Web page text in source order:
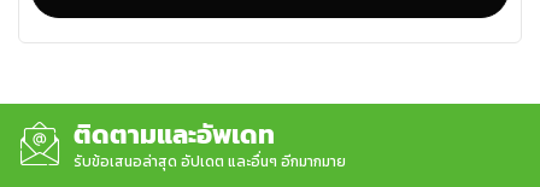
ติดตามและอัพเดท
รับข้อเสนอล่าสุด อัปเดต และอื่นๆ อีกมากมาย